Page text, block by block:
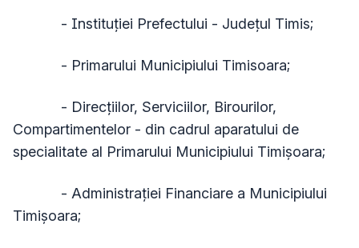
- Instituției Prefectului - Județul Timis;
- Primarului Municipiului Timisoara;
- Direcțiilor, Serviciilor, Birourilor,
Compartimentelor - din cadrul aparatului de
specialitate al Primarului Municipiului Timișoara;
- Administraţiei Financiare a Municipiului
Timișoara;